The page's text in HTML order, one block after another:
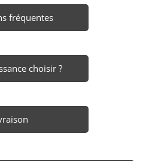
fréquentes
choisir ?